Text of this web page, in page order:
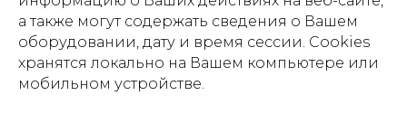
а также могут содержать сведения о Вашем
оборудовании, дату и время сессии. Сookies
хранятся локально на Вашем компьютере или
мобильном устройстве.